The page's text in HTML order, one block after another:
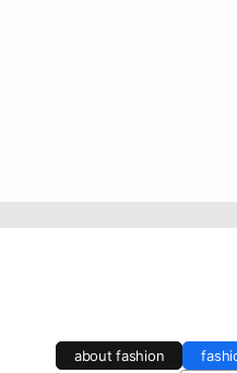
about fashion